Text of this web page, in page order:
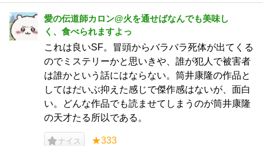
愛の伝道師カロン@火を通せばなんでも美味し
く、食べられますよっ
これは良いSF。冒頭からバラバラ死体が出てくる
のでミステリーかと思いきや、誰が犯人で被害者
は誰かという話にはならない。筒井康隆の作品と
してはだいぶ抑えた感じで傑作感はないが、面白
い。どんな作品でも読ませてしまうのが筒井康隆
の天才たる所以である。
ナイス ★333